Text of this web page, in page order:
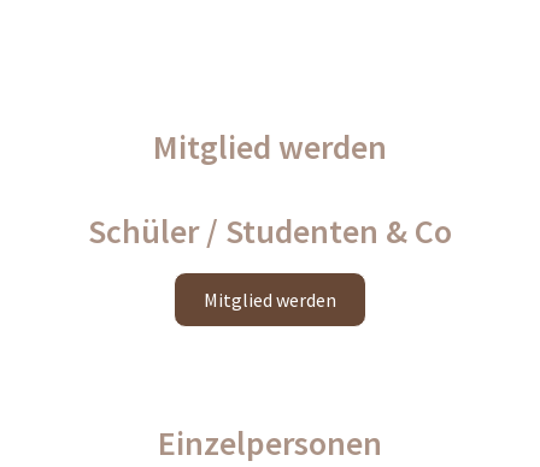
Mitglied werden
Schüler / Studenten & Co
Mit­glied wer­den
Einzelpersonen